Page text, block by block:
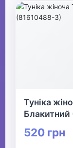
Туніка
520 грн